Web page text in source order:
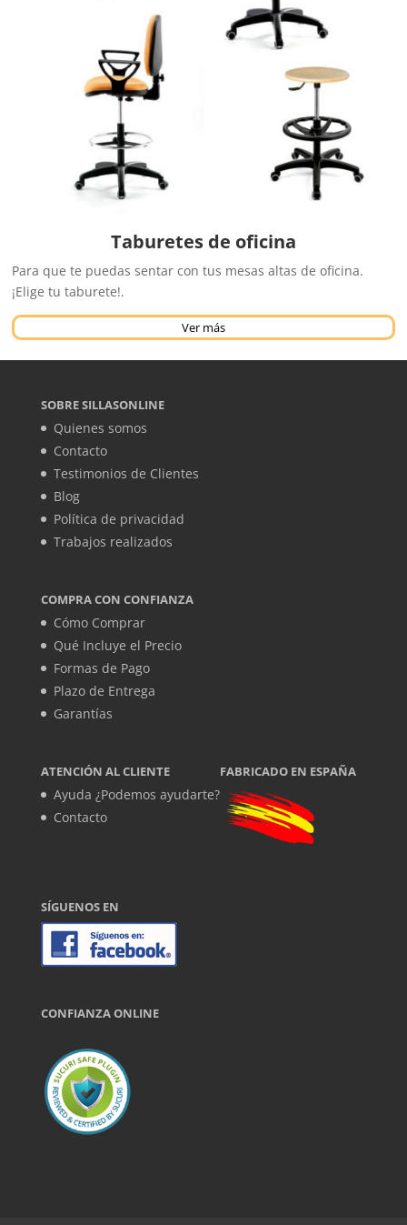
Taburetes de oficina
Para que te puedas sentar con tus mesas altas de oficina.
¡Elige tu taburete!.
Ver más
SOBRE SILLASONLINE
Quienes somos
Contacto
Testimonios de Clientes
Blog
Política de privacidad
Trabajos realizados
COMPRA CON CONFIANZA
Cómo Comprar
Qué Incluye el Precio
Formas de Pago
Plazo de Entrega
Garantías
ATENCIÓN AL CLIENTE
Ayuda ¿Podemos ayudarte?
Contacto
FABRICADO EN ESPAÑA
SÍGUENOS EN
CONFIANZA ONLINE